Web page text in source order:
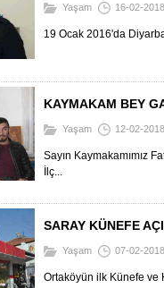
Yaşam 16-02-
19 Ocak 2016'da
KAYMAKAM BEY
Yaşam 12-02-
Sayın Kaymakamımız
İlç...
SARAY KÜNEFE
Yaşam 07-02-
Ortaköyün ilk Künefe ve